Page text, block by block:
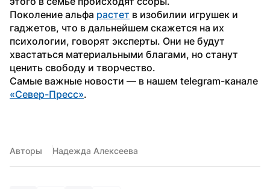
Поколение альфа растет в изобилии игрушек и
гаджетов, что в дальнейшем скажется на их
психологии, говорят эксперты. Они не будут
хвастаться материальными благами, но станут
ценить свободу и творчество.
«Север-Пресс».
Авторы Надежда Алексеева